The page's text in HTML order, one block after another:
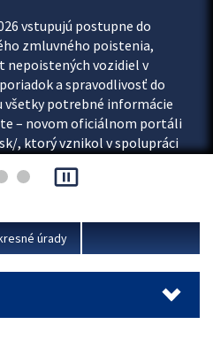
vstupujú postupne do
zmluvného poistenia,
nepoistených vozidiel v
a spravodlivosť do
všetky potrebné informácie
– novom oficiálnom portáli
, ktorý vznikol v spolupráci
a Ministerstva vnútra SR.
pause_presentation
úrady